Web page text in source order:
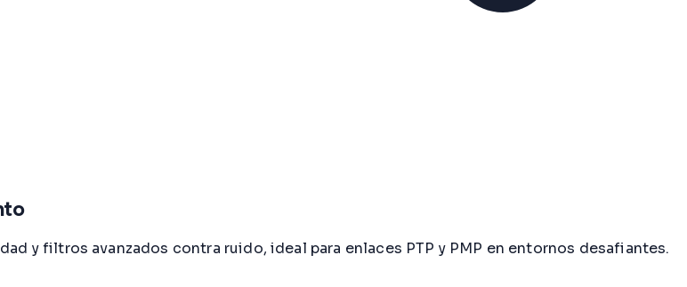
y filtros avanzados contra ruido, ideal para enlaces PTP y PMP en entornos desafiantes.